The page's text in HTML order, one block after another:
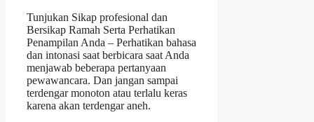
Tunjukan Sikap profesional dan
Bersikap Ramah Serta Perhatikan
Penampilan Anda – Perhatikan bahasa
dan intonasi saat berbicara saat Anda
menjawab beberapa pertanyaan
pewawancara. Dan jangan sampai
terdengar monoton atau terlalu keras
karena akan terdengar aneh.